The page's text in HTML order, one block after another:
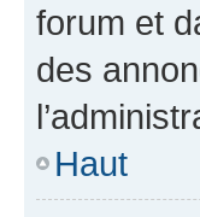
forum et
des
Haut